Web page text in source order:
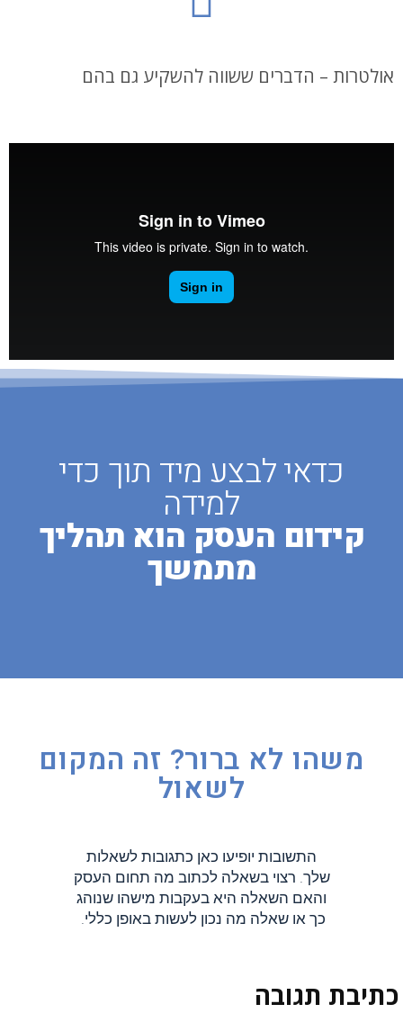
אולטרות – הדברים ששווה להשקיע גם בהם
כדאי לבצע מיד תוך כדי
למידה
קידום העסק הוא תהליך
מתמשך
משהו לא ברור? זה המקום
לשאול
התשובות יופיעו כאן כתגובות לשאלות
שלך. רצוי בשאלה לכתוב מה תחום העסק
והאם השאלה היא בעקבות מישהו שנוהג
כך או שאלה מה נכון לעשות באופן כללי.
כתיבת תגובה